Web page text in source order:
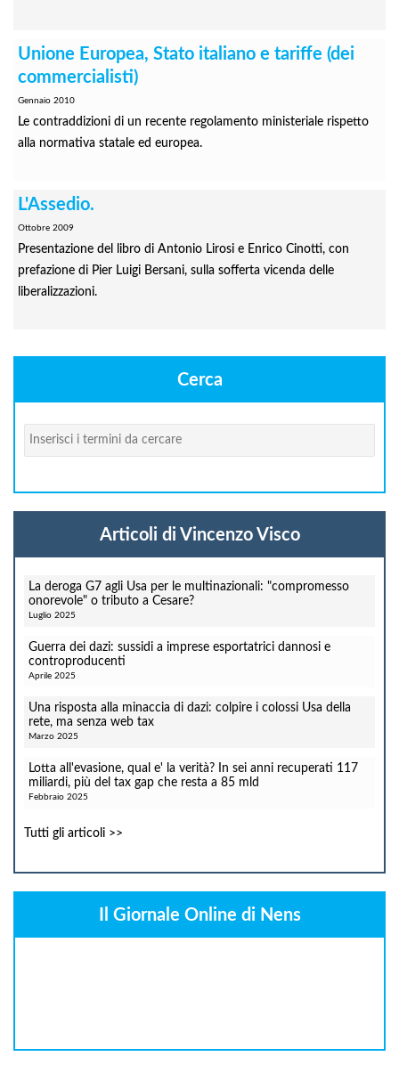
Unione Europea, Stato italiano e tariffe (dei
commercialisti)
Gennaio 2010
Le contraddizioni di un recente regolamento ministeriale rispetto
alla normativa statale ed europea.
L'Assedio.
Ottobre 2009
Presentazione del libro di Antonio Lirosi e Enrico Cinotti, con
prefazione di Pier Luigi Bersani, sulla sofferta vicenda delle
liberalizzazioni.
Cerca
Cerca
Articoli di Vincenzo Visco
La deroga G7 agli Usa per le multinazionali: "compromesso
onorevole" o tributo a Cesare?
Luglio 2025
Guerra dei dazi: sussidi a imprese esportatrici dannosi e
controproducenti
Aprile 2025
Una risposta alla minaccia di dazi: colpire i colossi Usa della
rete, ma senza web tax
Marzo 2025
Lotta all'evasione, qual e' la verità? In sei anni recuperati 117
miliardi, più del tax gap che resta a 85 mld
Febbraio 2025
Tutti gli articoli >>
Il Giornale Online di Nens